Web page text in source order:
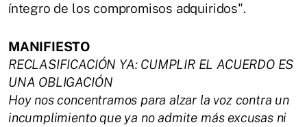
íntegro de los compromisos adquiridos".
MANIFIESTO
RECLASIFICACIÓN YA: CUMPLIR EL ACUERDO ES
UNA OBLIGACIÓN
Hoy nos concentramos para alzar la voz contra un
incumplimiento que ya no admite más excusas ni